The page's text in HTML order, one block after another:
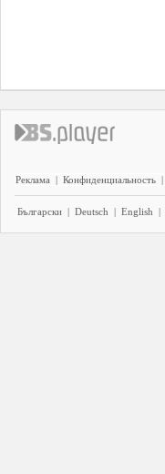
Реклама | Конфиденциальность |
Български | Deutsch | English |